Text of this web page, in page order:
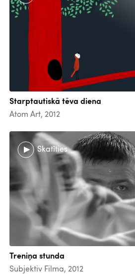
Starptautiskā tēva diena
Atom Art, 2012
Skatīties
Treniņa stunda
Subjektiv Filma, 2012